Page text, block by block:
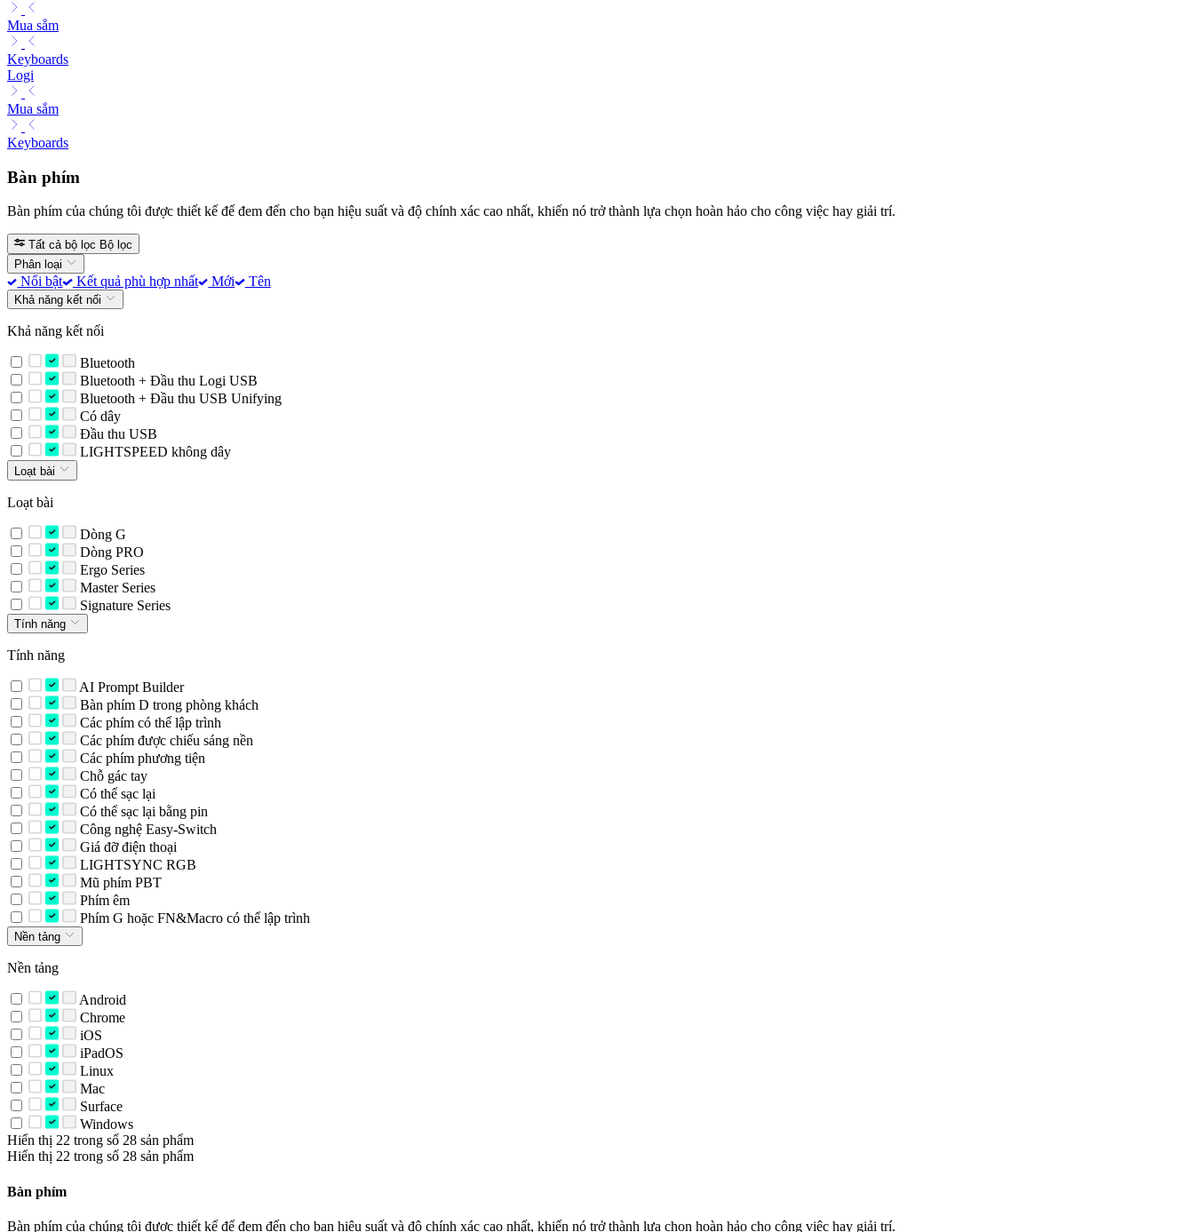
Mua sắm
Keyboards
Logi
Mua sắm
Keyboards
Bàn phím
Bàn phím của chúng tôi được thiết kế để đem đến cho bạn hiệu suất và độ chính xác cao nhất, khiến nó trở thành lựa chọn hoàn hảo cho công việc hay giải trí.
Tất cả bộ lọc Bộ lọc
Phân loại
Nổi bật Kết quả phù hợp nhất Mới Tên
Khả năng kết nối
Khả năng kết nối
Bluetooth
Bluetooth + Đầu thu Logi USB
Bluetooth + Đầu thu USB Unifying
Có dây
Đầu thu USB
LIGHTSPEED không dây
Loạt bài
Loạt bài
Dòng G
Dòng PRO
Ergo Series
Master Series
Signature Series
Tính năng
Tính năng
AI Prompt Builder
Bàn phím D trong phòng khách
Các phím có thể lập trình
Các phím được chiếu sáng nền
Các phím phương tiện
Chỗ gác tay
Có thể sạc lại
Có thể sạc lại bằng pin
Công nghệ Easy-Switch
Giá đỡ điện thoại
LIGHTSYNC RGB
Mũ phím PBT
Phím êm
Phím G hoặc FN&Macro có thể lập trình
Nền tảng
Nền tảng
Android
Chrome
iOS
iPadOS
Linux
Mac
Surface
Windows
Hiển thị 22 trong số 28 sản phẩm
Hiển thị 22 trong số 28 sản phẩm
Bàn phím
Bàn phím của chúng tôi được thiết kế để đem đến cho bạn hiệu suất và độ chính xác cao nhất, khiến nó trở thành lựa chọn hoàn hảo cho công việc hay giải trí.